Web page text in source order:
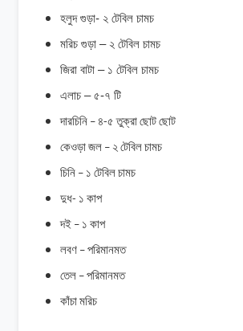
হলুদ গুড়া- ২ টেবিল চামচ
মরিচ গুড়া – ২ টেবিল চামচ
জিরা বাটা – ১ টেবিল চামচ
এলাচ – ৫-৭ টি
দারচিনি – ৪-৫ তুক্রাছোটছোট
কেওড়াজল – ২ টেবিলচামচ
চিনি – ১ টেবিলচামচ
দুধ- ১ কাপ
দই – ১ কাপ
লবণ – পরিমানমত
তেল – পরিমানমত
কাঁচামরিচ